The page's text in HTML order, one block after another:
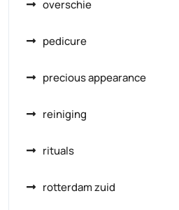
overschie
pedicure
precious appearance
reiniging
rituals
rotterdam zuid